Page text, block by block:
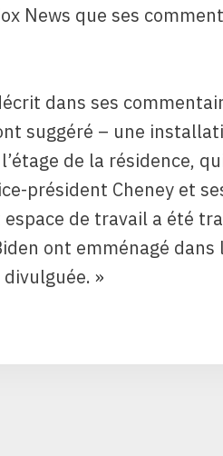
News que ses
dans ses
suggéré – une
de la résidence,
président Cheney et
de travail a été
ont emménagé
»